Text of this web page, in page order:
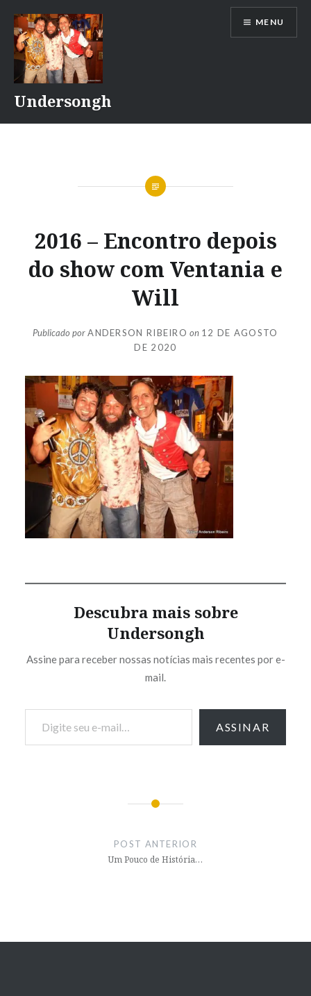
para
conteúdo
Undersongh
MENU
2016 – Encontro depois
do show com Ventania e
Will
Publicado porANDERSON RIBEIRO on 12 DE AGOSTO
DE 2020
Descubra mais sobre
Undersongh
Assine para receber nossas notícias mais recentes por e-
mail.
Digite seu e-mail…
ASSINAR
POST ANTERIOR
Um Pouco de História…